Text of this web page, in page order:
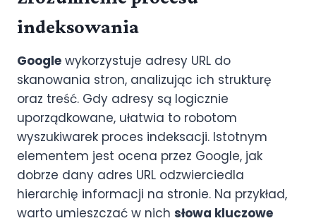
indeksowania
Google wykorzystuje adresy URL do
skanowania stron, analizując ich strukturę
oraz treść. Gdy adresy są logicznie
uporządkowane, ułatwia to robotom
wyszukiwarek proces indeksacji. Istotnym
elementem jest ocena przez Google, jak
dobrze dany adres URL odzwierciedla
hierarchię informacji na stronie. Na przykład,
warto umieszczać w nich słowa kluczowe